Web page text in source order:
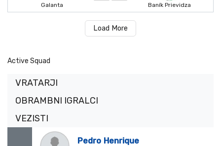
Galanta Baník Prievidza
Load More
Active Squad
VRATARJI
OBRAMBNI IGRALCI
VEZISTI
Pedro Henrique